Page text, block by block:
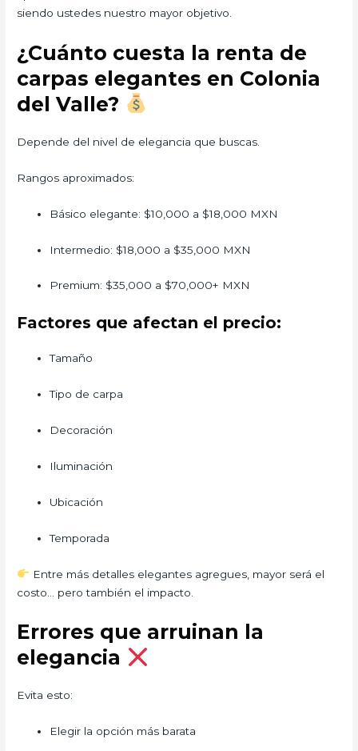
siendo ustedes nuestro mayor objetivo.
¿Cuánto cuesta la renta de
carpas elegantes en Colonia
del Valle?
Depende del nivel de elegancia que buscas.
Rangos aproximados:
Básico elegante: $10,000 a $18,000 MXN
Intermedio: $18,000 a $35,000 MXN
Premium: $35,000 a $70,000+ MXN
Factores que afectan el precio:
Tamaño
Tipo de carpa
Decoración
Iluminación
Ubicación
Temporada
Entre más detalles elegantes agregues, mayor será el
costo… pero también el impacto.
Errores que arruinan la
elegancia
Evita esto:
Elegir la opción más barata